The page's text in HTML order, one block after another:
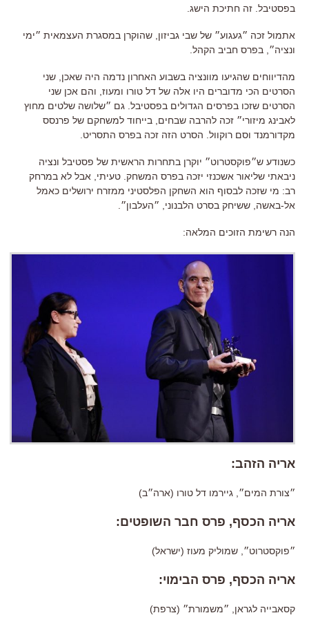
בפסטיבל. זה חתיכת הישג.
אתמול זכה ״געגוע״ של שבי גביזון, שהוקרן במסגרת העצמאית ״ימי
ונציה״, בפרס חביב הקהל.
מהדיווחים שהגיעו מוונציה בשבוע האחרון נדמה היה שאכן, שני
הסרטים הכי מדוברים היו אלה של דל טורו ומעוז, והם אכן שני
הסרטים שזכו בפרסים הגדולים בפסטיבל. גם ״שלושה שלטים מחוץ
לאבינג מיזורי״ זכה להרבה שבחים, בייחוד למשחקם של פרנסס
מקדורמנד וסם רוקוול. הסרט הזה זכה בפרס התסריט.
כשנודע ש״פוקסטרוט״ יוקרן בתחרות הראשית של פסטיבל ונציה
ניבאתי שליאור אשכנזי יזכה בפרס המשחק. טעיתי, אבל לא במרחק
רב: מי שזכה לבסוף הוא השחקן הפלסטיני ממזרח ירושלים כאמל
אל-באשה, ששיחק בסרט הלבנוני, ״העלבון״.
הנה רשימת הזוכים המלאה:
אריה הזהב:
״צורת המים״, גיירמו דל טורו (ארה״ב)
אריה הכסף, פרס חבר השופטים:
״פוקסטרוט״, שמוליק מעוז (ישראל)
אריה הכסף, פרס הבימוי:
קסאבייה לגראן, ״משמורת״ (צרפת)